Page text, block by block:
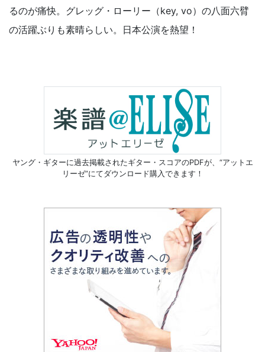
るのが痛快。グレッグ・ローリー（key, vo）の八面六臂
の活躍ぶりも素晴らしい。日本公演を熱望！
ヤング・ギターに過去掲載されたギター・スコアのPDFが、 “アットエ
リーゼ”にてダウンロード購入できます！